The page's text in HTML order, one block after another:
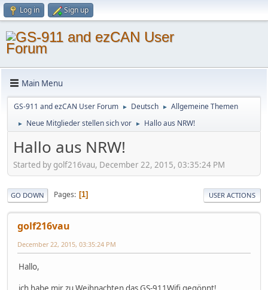
Log in Sign up
Main Menu
GS-911 and ezCAN User Forum ► Deutsch ► Allgemeine Themen
► Neue Mitglieder stellen sich vor ► Hallo aus NRW!
Hallo aus NRW!
Started by golf216vau, December 22, 2015, 03:35:24 PM
GO DOWN Pages 1 USER ACTIONS
golf216vau
December 22, 2015, 03:35:24 PM
Hallo,